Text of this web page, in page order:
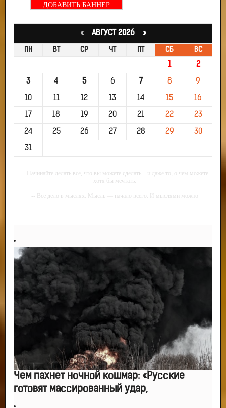
ДОБАВИТЬ БАННЕР
«АВГУСТ 2026 »
ПН ВТ СР ЧТ ПТ СБ ВС
1 2
3 4 5 6 7 8 9
10 11 12 13 14 15 16
17 18 19 20 21 22 23
24 25 26 27 28 29 30
31
-- Начинайте делать все, что вы можете сделать – и даже то, о чем можете
хотя бы мечтать.
-- Все дело в мыслях. Мысль — начало всего. И мыслями можно
-- Самое большое богатство — это ум. Самая большая нищета — глупость.
Из всех страхов самый пугающий — самолюбование.
-- Лучшее, что можно сделать с хорошим советом, это пропустить его
мимо ушей. Он никогда не бывает полезен никому, кроме того, кто его дал.
-- Люблю давать советы и очень не люблю, когда их дают мне.
Чем пахнет ночной кошмар: «Русские
готовят массированный удар,